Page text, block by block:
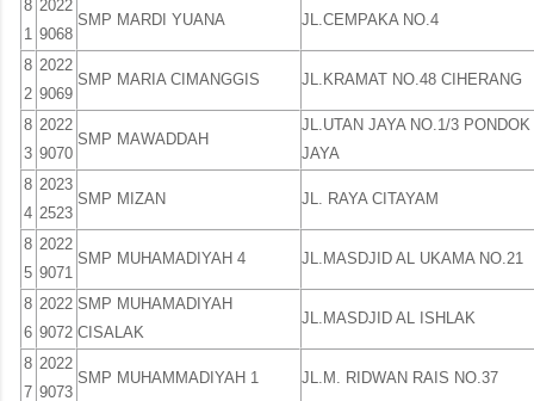
8
1
2022
9068
SMP MARDI YUANA JL.CEMPAKA NO.4
8
2
2022
9069
SMP MARIA CIMANGGIS JL.KRAMAT NO.48 CIHERANG
8
3
2022
9070
SMP MAWADDAH
JL.UTAN JAYA NO.1/3 PONDOK
JAYA
8
4
2023
2523
SMP MIZAN JL. RAYA CITAYAM
8
5
2022
9071
SMP MUHAMADIYAH 4 JL.MASDJID AL UKAMA NO.21
8
6
2022
9072
SMP MUHAMADIYAH
CISALAK
JL.MASDJID AL ISHLAK
8
7
2022
9073
SMP MUHAMMADIYAH 1 JL.M. RIDWAN RAIS NO.37